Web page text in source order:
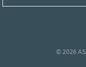
© 2026